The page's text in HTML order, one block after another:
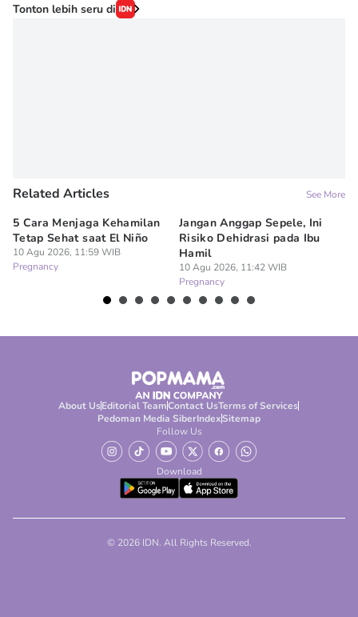
Tonton lebih seru di
Related Articles See More
5 Cara Menjaga Kehamilan
Tetap Sehat saat El Niño
10 Agu 2026, 11:59 WIB
Pregnancy
Jangan Anggap Sepele, Ini
Risiko Dehidrasi pada Ibu
Hamil
10 Agu 2026, 11:42 WIB
Pregnancy
About UsEditorial TeamContact UsTerms of Services
Pedoman Media SiberIndexSitemap
Follow Us
Download
© 2026 IDN. All Rights Reserved.